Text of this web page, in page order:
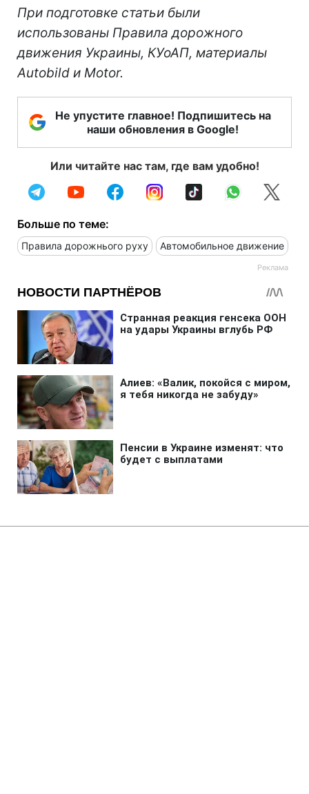
При подготовке статьи были
использованы Правила дорожного
движения Украины, КУоАП, материалы
Autobild и Motor.
Не упустите главное! Подпишитесь на
наши обновления в Google!
Или читайте нас там, где вам удобно!
Больше по теме:
Правила дорожнього руху Автомобильное движение